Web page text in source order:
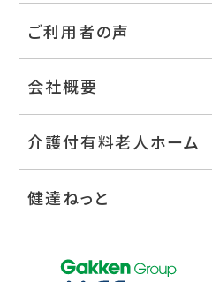
ご利用者の声
会社概要
介護付有料老人ホーム
健達ねっと